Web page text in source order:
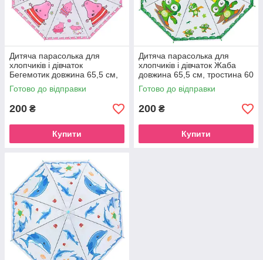
Дитяча парасолька для
хлопчиків і дівчаток
Бегемотик довжина 65,5 см,
тростина 60 см, діаметр 84
см
Готово до відправки
200 ₴
Купити
Дитяча парасолька для
хлопчиків і дівчаток Жаба
довжина 65,5 см, тростина 60
см, діаметр 84 см
Готово до відправки
200 ₴
Купити